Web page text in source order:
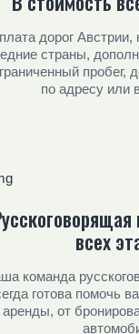
дорог Австрии,
страны,
пробег,
по адресу или
всех
команда
готова помочь
аренды, от